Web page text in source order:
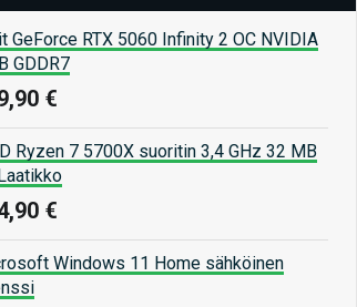
GeForce RTX 5060 Infinity 2 OC NVIDIA
GDDR7
€
Ryzen 7 5700X suoritin 3,4 GHz 32 MB
€
Windows 11 Home sähköinen